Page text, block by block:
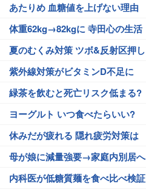
あたりめ 血糖値を上げない理由
体重62kg→82kgに 寺田心の生活
夏のむくみ対策 ツボ&反射区押し
紫外線対策がビタミンD不足に
緑茶を飲むと死亡リスク低まる?
ヨーグルト いつ食べたらいい?
休みだが疲れる 隠れ疲労対策は
母が娘に減量強要→家庭内別居へ
内科医が低糖質麺を食べ比べ検証